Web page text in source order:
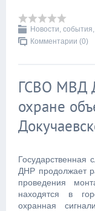
Новости,
Комментарии (0)
ГСВО МВД
охране
Государственная
ДНР продолжает
проведения
находятся в
охранная